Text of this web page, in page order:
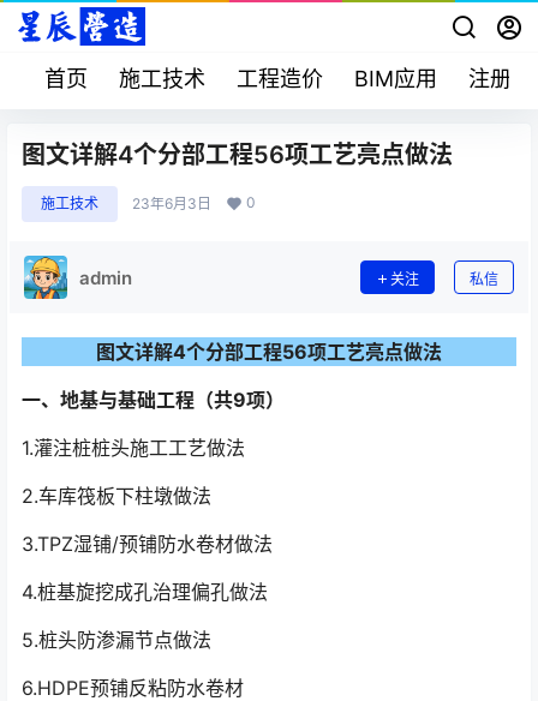
首页 施工技术 工程造价 BIM应用 注册考
图文详解4个分部工程56项工艺亮点做法
施工技术 23年6月3日 0
admin 关注 私信
图文详解4个分部工程56项工艺亮点做法
一、地基与基础工程（共9项）
1.灌注桩桩头施工工艺做法
2.车库筏板下柱墩做法
3.TPZ湿铺/预铺防水卷材做法
4.桩基旋挖成孔治理偏孔做法
5.桩头防渗漏节点做法
6.HDPE预铺反粘防水卷材